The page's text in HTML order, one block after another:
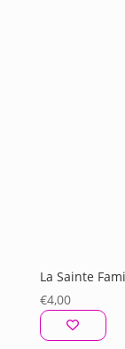
La Sainte
€4,00